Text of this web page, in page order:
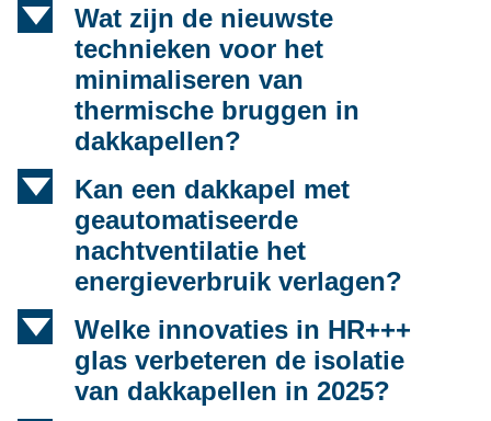
d
Wat zijn de nieuwste
technieken voor het
minimaliseren van
thermische bruggen in
dakkapellen?
d
Kan een dakkapel met
geautomatiseerde
nachtventilatie het
energieverbruik verlagen?
d
Welke innovaties in HR+++
glas verbeteren de isolatie
van dakkapellen in 2025?